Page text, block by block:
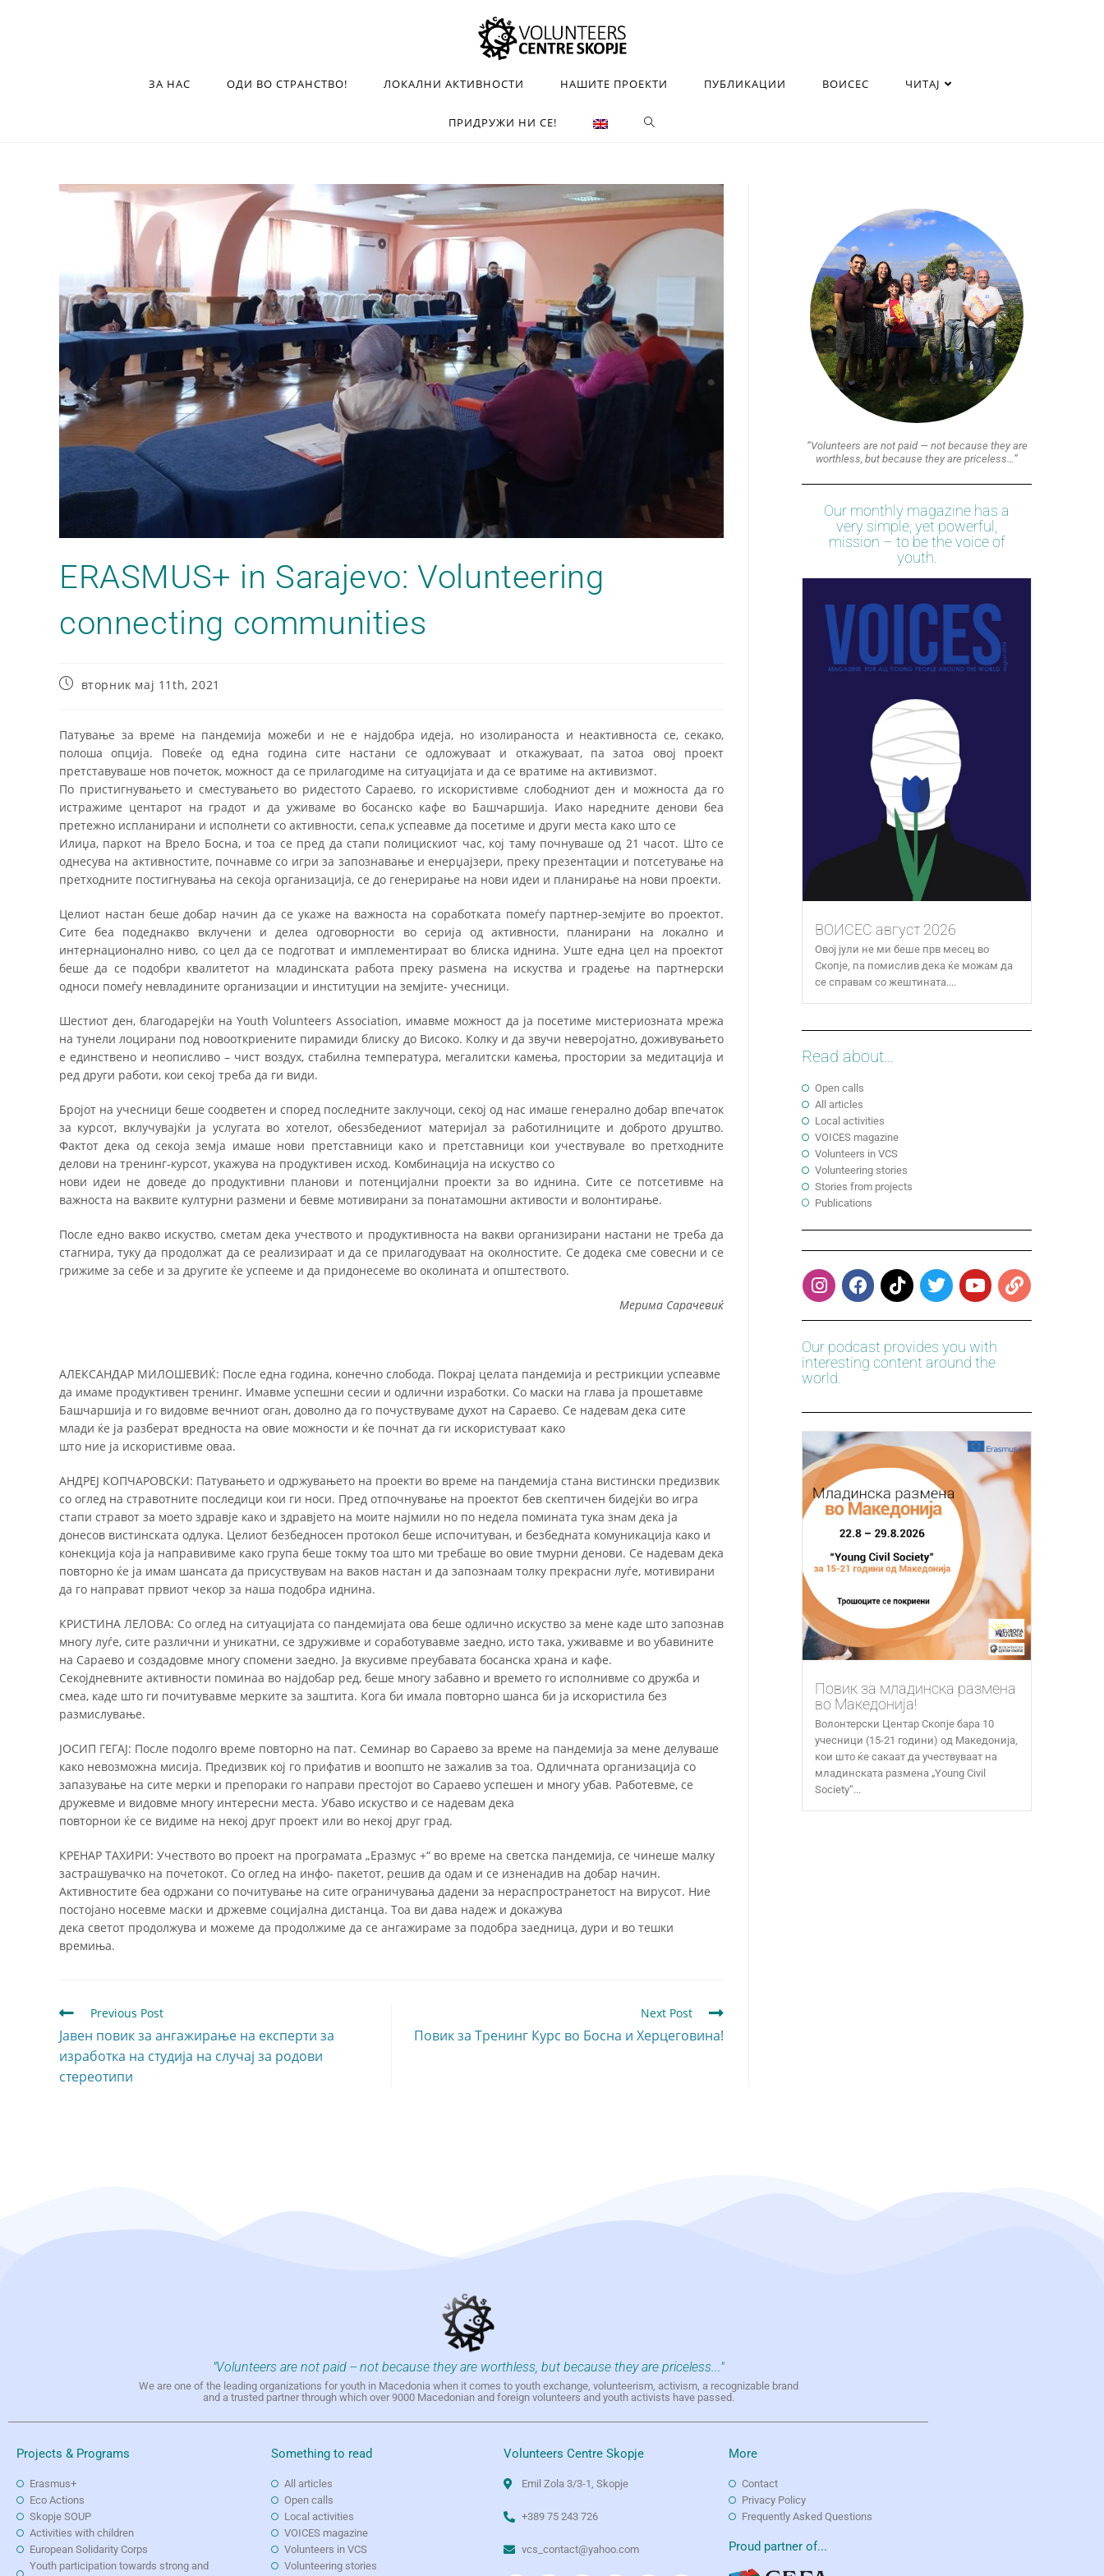
ЗА НАС ОДИ ВО СТРАНСТВО! ЛОКАЛНИ АКТИВНОСТИ НАШИТЕ ПРОЕКТИ ПУБЛИКАЦИИ ВОИСЕС ЧИТАЈ
ПРИДРУЖИ НИ СЕ!
ERASMUS+ in Sarajevo: Volunteering
connecting communities
вторник мај 11th, 2021
Патување за време на пандемија можеби и не е најдобра идеја, но изолираноста и неактивноста се, секако,
полоша опција. Повеќе од една година сите настани се одложуваат и откажуваат, па затоа овој проект
претставуваше нов почеток, можност да се прилагодиме на ситуацијата и да се вратиме на активизмот.
По пристигнувањето и сместувањето во ридестото Сараево, го искористивме слободниот ден и можноста да го
истражиме центарот на градот и да уживаме во босанско кафе во Башчаршија. Иако наредните денови беа
претежно испланирани и исполнети со активности, сепа,к успеавме да посетиме и други места како што се
Илиџа, паркот на Врело Босна, и тоа се пред да стапи полицискиот час, кој таму почнуваше од 21 часот. Што се
однесува на активностите, почнавме со игри за запознавање и енерџајзери, преку презентации и потсетување на
претходните постигнувања на секоја организација, се до генерирање на нови идеи и планирање на нови проекти.
Целиот настан беше добар начин да се укаже на важноста на соработката помеѓу партнер-земјите во проектот.
Сите беа подеднакво вклучени и делеа одговорности во серија од активности, планирани на локално и
интернационално ниво, со цел да се подготват и имплементираат во блиска иднина. Уште една цел на проектот
беше да се подобри квалитетот на младинската работа преку раѕмена на искуства и градење на партнерски
односи помеѓу невладините организации и институции на земјите- учесници.
Шестиот ден, благодарејќи на Youth Volunteers Association, имавме можност да ја посетиме мистериозната мрежа
на тунели лоцирани под новооткриените пирамиди блиску до Високо. Колку и да звучи неверојатно, доживувањето
е единствено и неописливо – чист воздух, стабилна температура, мегалитски камења, простории за медитација и
ред други работи, кои секој треба да ги види.
Бројот на учесници беше соодветен и според последните заклучоци, секој од нас имаше генерално добар впечаток
за курсот, вклучувајќи ја услугата во хотелот, обеѕзбедениот материјал за работилниците и доброто друштво.
Фактот дека од секоја земја имаше нови претставници како и претставници кои учествувале во претходните
делови на тренинг-курсот, укажува на продуктивен исход. Комбинација на искуство со
нови идеи не доведе до продуктивни планови и потенцијални проекти за во иднина. Сите се потсетивме на
важноста на ваквите културни размени и бевме мотивирани за понатамошни активости и волонтирање.
После едно вакво искуство, сметам дека учеството и продуктивноста на вакви организирани настани не треба да
стагнира, туку да продолжат да се реализираат и да се прилагодуваат на околностите. Се додека сме совесни и се
грижиме за себе и за другите ќе успееме и да придонесеме во околината и општеството.
Мерима Сарачевиќ
АЛЕКСАНДАР МИЛОШЕВИЌ: После една година, конечно слобода. Покрај целата пандемија и рестрикции успеавме
да имаме продуктивен тренинг. Имавме успешни сесии и одлични изработки. Со маски на глава ја прошетавме
Башчаршија и го видовме вечниот оган, доволно да го почуствуваме духот на Сараево. Се надевам дека сите
млади ќе ја разберат вредноста на овие можности и ќе почнат да ги искористуваат како
што ние ја искористивме оваа.
АНДРЕЈ КОПЧАРОВСКИ: Патувањето и одржувањето на проекти во време на пандемија стана вистински предизвик
со оглед на стравотните последици кои ги носи. Пред отпочнување на проектот бев скептичен бидејќи во игра
стапи стравот за моето здравје како и здравјето на моите најмили но по недела помината тука знам дека ја
донесов вистинската одлука. Целиот безбедносен протокол беше испочитуван, и безбедната комуникација како и
конекција која ја направивиме како група беше токму тоа што ми требаше во овие тмурни денови. Се надевам дека
повторно ќе ја имам шансата да присуствувам на ваков настан и да запознаам толку прекрасни луѓе, мотивирани
да го направат првиот чекор за наша подобра иднина.
КРИСТИНА ЛЕЛОВА: Со оглед на ситуацијата со пандемијата ова беше одлично искуство за мене каде што запознав
многу луѓе, сите различни и уникатни, се здруживме и соработувавме заедно, исто така, уживавме и во убавините
на Сараево и создадовме многу спомени заедно. Ја вкусивме преубавата босанска храна и кафе.
Секојдневните активности поминаа во најдобар ред, беше многу забавно и времето го исполнивме со дружба и
смеа, каде што ги почитувавме мерките за заштита. Кога би имала повторно шанса би ја искористила без
размислување.
ЈОСИП ГЕГАЈ: После подолго време повторно на пат. Семинар во Сараево за време на пандемија за мене делуваше
како невозможна мисија. Предизвик кој го прифатив и воопшто не зажалив за тоа. Одличната организација со
запазување на сите мерки и препораки го направи престојот во Сараево успешен и многу убав. Работевме, се
дружевме и видовме многу интересни места. Убаво искуство и се надевам дека
повторнои ќе се видиме на некој друг проект или во некоj друг град.
КРЕНАР ТАХИРИ: Учеството во проект на програмата „Еразмус +“ во време на светска пандемија, се чинеше малку
застрашувачко на почетокот. Со оглед на инфо- пакетот, решив да одам и се изненадив на добар начин.
Активностите беа одржани со почитување на сите ограничувања дадени за нераспространетост на вирусот. Ние
постојано носевме маски и држевме социјална дистанца. Тоа ви дава надеж и докажува
дека светот продолжува и можеме да продолжиме да се ангажираме за подобра заедница, дури и во тешки
времиња.
Previous Post
Јавен повик за ангажирање на експерти за
изработка на студија на случај за родови
стереотипи
Next Post
Повик за Тренинг Курс во Босна и Херцеговина!
“Volunteers are not paid — not because they are
worthless, but because they are priceless…”
Our monthly magazine has a
very simple, yet powerful,
mission – to be the voice of
youth.
ВОИСЕС август 2026
Овој јули не ми беше прв месец во
Скопје, па помислив дека ќе можам да
се справам со жештината....
Read about...
Open calls
All articles
Local activities
VOICES magazine
Volunteers in VCS
Volunteering stories
Stories from projects
Publications
Our podcast provides you with
interesting content around the
world.
Повик за младинска размена
во Македонија!
Волонтерски Центар Скопје бара 10
учесници (15-21 години) од Македонија,
кои што ќе сакаат да учествуваат на
младинската размена „Young Civil
Society“...
"Volunteers are not paid -- not because they are worthless, but because they are priceless..."
We are one of the leading organizations for youth in Macedonia when it comes to youth exchange, volunteerism, activism, a recognizable brand
and a trusted partner through which over 9000 Macedonian and foreign volunteers and youth activists have passed.
Projects & Programs
Erasmus+
Eco Actions
Skopje SOUP
Activities with children
European Solidarity Corps
Youth participation towards strong and
Something to read
All articles
Open calls
Local activities
VOICES magazine
Volunteers in VCS
Volunteering stories
Volunteers Centre Skopje
Emil Zola 3/3-1, Skopje
+389 75 243 726
vcs_contact@yahoo.com
More
Contact
Privacy Policy
Frequently Asked Questions
Proud partner of...